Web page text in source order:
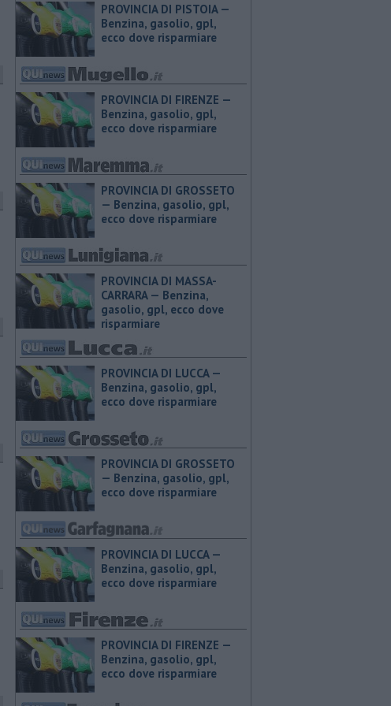
PROVINCIA DI PISTOIA — ​
Benzina, gasolio, gpl,
ecco dove risparmiare
PROVINCIA DI FIRENZE — ​
Benzina, gasolio, gpl,
ecco dove risparmiare
PROVINCIA DI GROSSETO
— ​Benzina, gasolio, gpl,
ecco dove risparmiare
PROVINCIA DI MASSA-
CARRARA — ​Benzina,
gasolio, gpl, ecco dove
risparmiare
PROVINCIA DI LUCCA — ​
Benzina, gasolio, gpl,
ecco dove risparmiare
PROVINCIA DI GROSSETO
— ​Benzina, gasolio, gpl,
ecco dove risparmiare
PROVINCIA DI LUCCA — ​
Benzina, gasolio, gpl,
ecco dove risparmiare
PROVINCIA DI FIRENZE — ​
Benzina, gasolio, gpl,
ecco dove risparmiare